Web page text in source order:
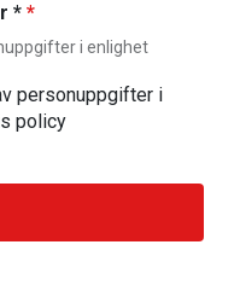
* *
i enlighet
personuppgifter i
policy